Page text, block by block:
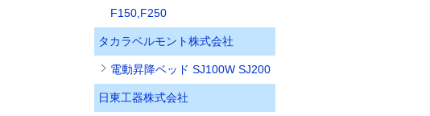
F150,F250
タカラベルモント株式会社
電動昇降ベッド SJ100W SJ200
日東工器株式会社